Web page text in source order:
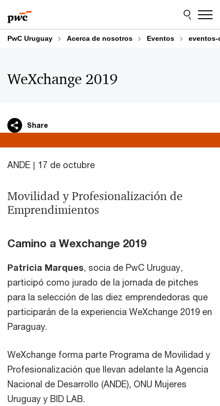
to
content
to
footer
PwC Uruguay Acerca de nosotros Eventos
WeXchange 2019
Share
ANDE | 17 de octubre
Movilidad y Profesionalización de
Emprendimientos
Camino a Wexchange 2019
Patricia Marques, socia de PwC Uruguay,
participó como jurado de la jornada de pitches
para la selección de las diez emprendedoras que
participarán de la experiencia WeXchange 2019 en
Paraguay.
WeXchange forma parte Programa de Movilidad y
Profesionalización que llevan adelante la Agencia
Nacional de Desarrollo (ANDE), ONU Mujeres
Uruguay y BID LAB.